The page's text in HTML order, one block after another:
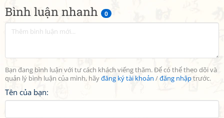
Bình luận nhanh 0
Bạn đang bình luận với tư cách khách viếng thăm. Để có thể theo dõi và
quản lý bình luận của mình, hãyđăng ký tài khoản /đăng nhậptrước.
Tên của bạn: